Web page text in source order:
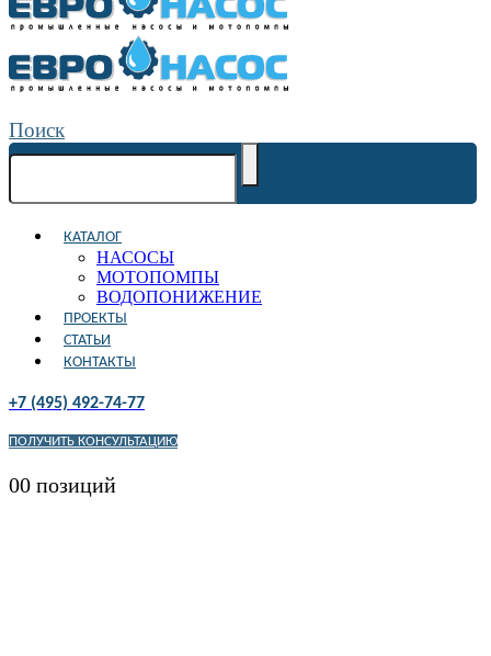
Поиск
КАТАЛОГ
НАСОСЫ
МОТОПОМПЫ
ВОДОПОНИЖЕНИЕ
ПРОЕКТЫ
СТАТЬИ
КОНТАКТЫ
+7 (495) 492-74-77
ПОЛУЧИТЬ КОНСУЛЬТАЦИЮ
00 позиций